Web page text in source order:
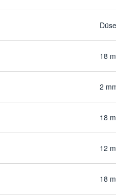
Düse
18
2
18
12
18